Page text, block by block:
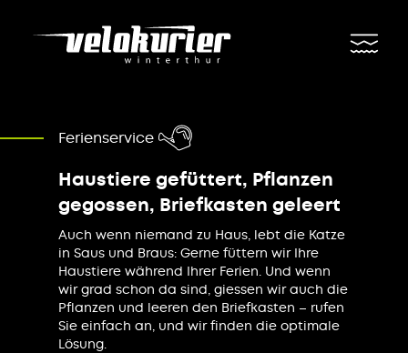
Ferienservice
Haustiere gefüttert, Pflanzen
gegossen, Briefkasten geleert
Auch wenn niemand zu Haus, lebt die Katze
in Saus und Braus: Gerne füttern wir Ihre
Haustiere während Ihrer Ferien. Und wenn
wir grad schon da sind, giessen wir auch die
Pflanzen und leeren den Briefkasten – rufen
Sie einfach an, und wir finden die optimale
Lösung.